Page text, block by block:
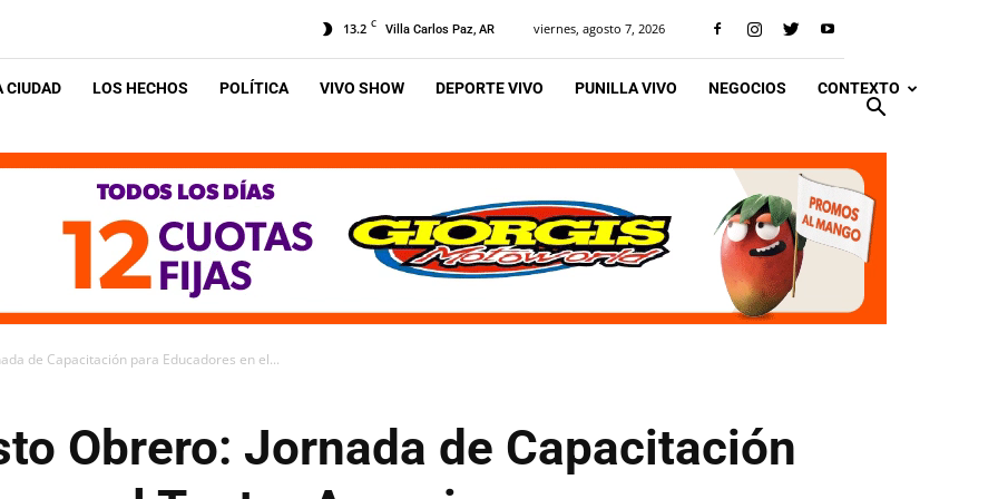
13.2 C Villa Carlos Paz, AR viernes, agosto 7, 2026
CIUDAD LOS HECHOS POLÍTICA VIVO SHOW DEPORTE VIVO PUNILLA VIVO NEGOCIOS CONTEXTO
de Capacitación para Educadores en el...
Obrero: Jornada de Capacitación